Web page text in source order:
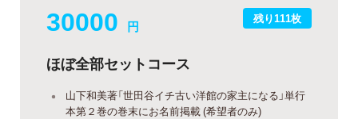
残り111枚
30000 円
ほぼ全部セットコース
山下和美著「世田谷イチ古い洋館の家主になる」単行
本第２巻の巻末にお名前掲載 (希望者のみ)